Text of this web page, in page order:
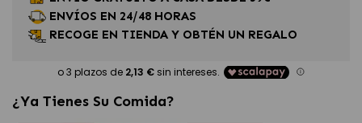
ENVÍOS EN 24/48 HORAS
RECOGE EN TIENDA Y OBTÉN UN REGALO
¿Ya Tienes Su Comida?